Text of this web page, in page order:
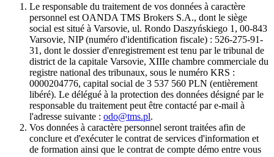
Le responsable du traitement de vos données à caractère
personnel est OANDA TMS Brokers S.A., dont le siège
social est situé à Varsovie, ul. Rondo Daszyńskiego 1, 00-843
Varsovie, NIP (numéro d'identification fiscale) : 526-275-91-
31, dont le dossier d'enregistrement est tenu par le tribunal de
district de la capitale Varsovie, XIIIe chambre commerciale du
registre national des tribunaux, sous le numéro KRS :
0000204776, capital social de 3 537 560 PLN (entièrement
libéré). Le délégué à la protection des données désigné par le
responsable du traitement peut être contacté par e-mail à
l'adresse suivante : odo@tms.pl.
Vos données à caractère personnel seront traitées afin de
conclure et d'exécuter le contrat de services d'information et
de formation ainsi que le contrat de compte démo entre vous